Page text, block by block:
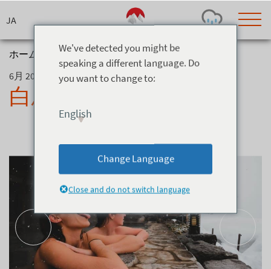
to
Today's Outlook
Few Showers
Snow (cm)
-
Bottom Top
Lifts open
Current Feels Like
Wind (km/h)
0
Barometric Pressure
0
ホーム ニュース >
白馬の温泉付きホテル
6月 20, 2019
白馬の温泉付きホテル
We've detected you might be
speaking a different language. Do
you want to change to:
English
Change Language
Close and do not switch language